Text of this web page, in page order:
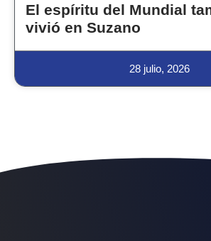
El espíritu del Mundial
vivió en Suzano
28 julio, 2026